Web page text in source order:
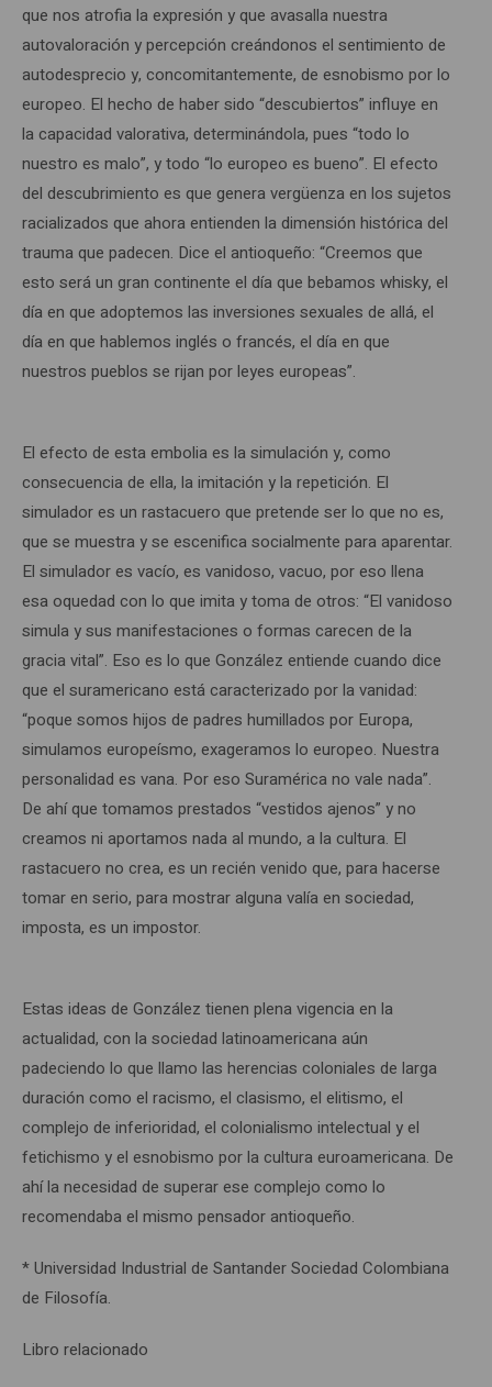
que nos atrofia la expresión y que avasalla nuestra
autovaloración y percepción creándonos el sentimiento de
autodesprecio y, concomitantemente, de esnobismo por lo
europeo. El hecho de haber sido “descubiertos” influye en
la capacidad valorativa, determinándola, pues “todo lo
nuestro es malo”, y todo “lo europeo es bueno”. El efecto
del descubrimiento es que genera vergüenza en los sujetos
racializados que ahora entienden la dimensión histórica del
trauma que padecen. Dice el antioqueño: “Creemos que
esto será un gran continente el día que bebamos whisky, el
día en que adoptemos las inversiones sexuales de allá, el
día en que hablemos inglés o francés, el día en que
nuestros pueblos se rijan por leyes europeas”.
El efecto de esta embolia es la simulación y, como
consecuencia de ella, la imitación y la repetición. El
simulador es un rastacuero que pretende ser lo que no es,
que se muestra y se escenifica socialmente para aparentar.
El simulador es vacío, es vanidoso, vacuo, por eso llena
esa oquedad con lo que imita y toma de otros: “El vanidoso
simula y sus manifestaciones o formas carecen de la
gracia vital”. Eso es lo que González entiende cuando dice
que el suramericano está caracterizado por la vanidad:
“poque somos hijos de padres humillados por Europa,
simulamos europeísmo, exageramos lo europeo. Nuestra
personalidad es vana. Por eso Suramérica no vale nada”.
De ahí que tomamos prestados “vestidos ajenos” y no
creamos ni aportamos nada al mundo, a la cultura. El
rastacuero no crea, es un recién venido que, para hacerse
tomar en serio, para mostrar alguna valía en sociedad,
imposta, es un impostor.
Estas ideas de González tienen plena vigencia en la
actualidad, con la sociedad latinoamericana aún
padeciendo lo que llamo las herencias coloniales de larga
duración como el racismo, el clasismo, el elitismo, el
complejo de inferioridad, el colonialismo intelectual y el
fetichismo y el esnobismo por la cultura euroamericana. De
ahí la necesidad de superar ese complejo como lo
recomendaba el mismo pensador antioqueño.
* Universidad Industrial de Santander Sociedad Colombiana
de Filosofía.
Libro relacionado